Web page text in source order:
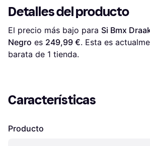
Detalles del producto
El precio más bajo para Si Bmx
Negro es 249,99 €. Esta es
barata de 1 tienda.
Características
Producto